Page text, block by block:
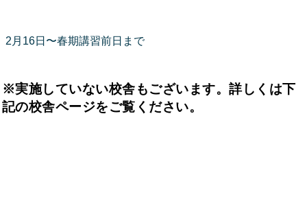
2月16日〜春期講習前日まで
※実施していない校舎もございます。詳しくは下
記の校舎ページをご覧ください。